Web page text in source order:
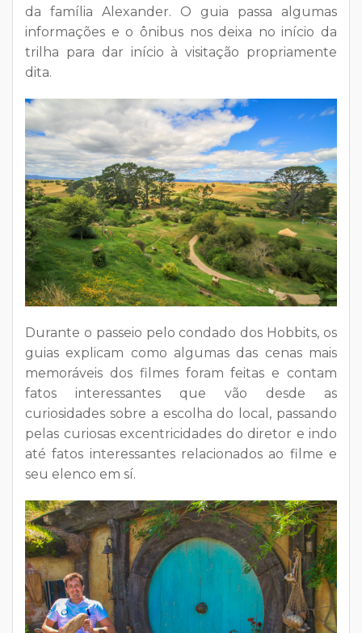
da família Alexander. O guia passa algumas
informações e o ônibus nos deixa no início da
trilha para dar início à visitação propriamente
dita.
Durante o passeio pelo condado dos Hobbits, os
guias explicam como algumas das cenas mais
memoráveis dos filmes foram feitas e contam
fatos interessantes que vão desde as
curiosidades sobre a escolha do local, passando
pelas curiosas excentricidades do diretor e indo
até fatos interessantes relacionados ao filme e
seu elenco em sí.